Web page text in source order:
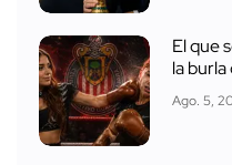
El que
la burla
Ago. 5,